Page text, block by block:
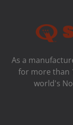
As a
for more than
world's